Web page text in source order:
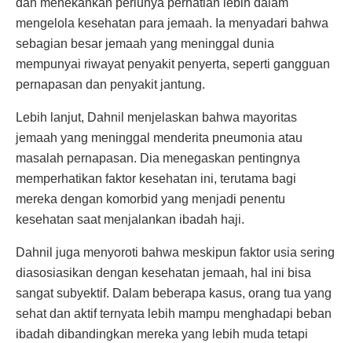
mengelola kesehatan para jemaah. Ia menyadari bahwa
sebagian besar jemaah yang meninggal dunia
mempunyai riwayat penyakit penyerta, seperti gangguan
pernapasan dan penyakit jantung.
Lebih lanjut, Dahnil menjelaskan bahwa mayoritas
jemaah yang meninggal menderita pneumonia atau
masalah pernapasan. Dia menegaskan pentingnya
memperhatikan faktor kesehatan ini, terutama bagi
mereka dengan komorbid yang menjadi penentu
kesehatan saat menjalankan ibadah haji.
Dahnil juga menyoroti bahwa meskipun faktor usia sering
diasosiasikan dengan kesehatan jemaah, hal ini bisa
sangat subyektif. Dalam beberapa kasus, orang tua yang
sehat dan aktif ternyata lebih mampu menghadapi beban
ibadah dibandingkan mereka yang lebih muda tetapi